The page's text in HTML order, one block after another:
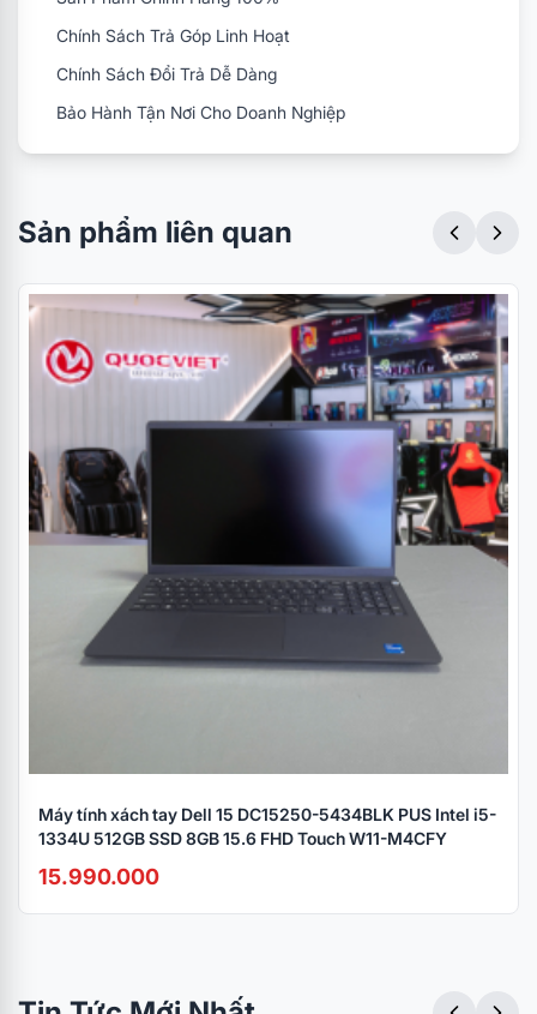
Chính Sách Trả Góp Linh Hoạt
Chính Sách Đổi Trả Dễ Dàng
Bảo Hành Tận Nơi Cho Doanh Nghiệp
Sản phẩm liên quan
Máy tính xách tay Dell 15 DC15250-5434BLK PUS Intel i5-
1334U 512GB SSD 8GB 15.6 FHD Touch W11-M4CFY
15.990.000